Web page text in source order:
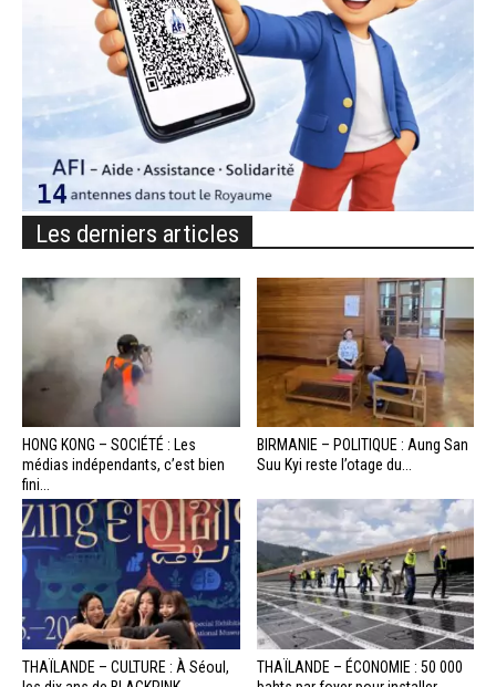
Les derniers articles
HONG KONG – SOCIÉTÉ : Les
médias indépendants, c’est bien
fini...
BIRMANIE – POLITIQUE : Aung San
Suu Kyi reste l’otage du...
THAÏLANDE – CULTURE : À Séoul,
THAÏLANDE – ÉCONOMIE : 50 000